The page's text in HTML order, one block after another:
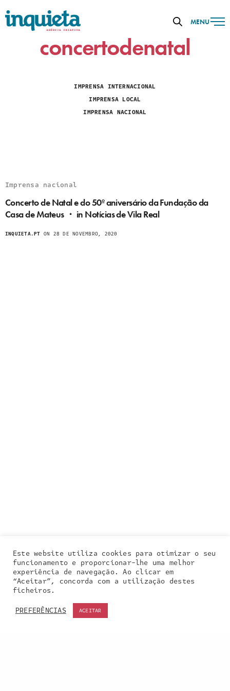
MENU
concertodenatal
IMPRENSA INTERNACIONAL
IMPRENSA LOCAL
IMPRENSA NACIONAL
Imprensa nacional
Concerto de Natal e do 50º aniversário da Fundação da
Casa de Mateus ・ in Notícias de Vila Real
INQUIETA.PT ON 28 DE NOVEMBRO, 2020
Este website utiliza cookies para otimizar o seu
funcionamento e proporcionar-lhe uma melhor
experiência de navegação. Ao clicar em
“Aceitar”, concorda com a utilização destes
ficheiros.
PREFERÊNCIAS
ACEITAR
Our site uses cookies. Learn more about our use of
cookies:cookie policy
ACCEPT